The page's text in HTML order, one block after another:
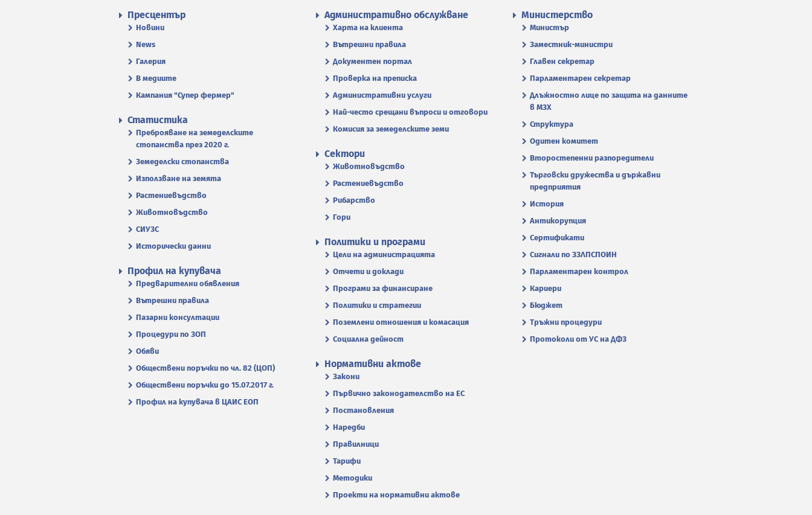
Пресцентър
Новини
News
Галерия
В медиите
Кампания "Супер фермер"
Административно обслужване
Харта на клиента
Вътрешни правила
Документен портал
Проверка на преписка
Административни услуги
Най-често срещани въпроси и отговори
Комисия за земеделските земи
Министерство
Министър
Заместник-министри
Главен секретар
Парламентарен секретар
Длъжностно лице по защита на данните
в МЗХ
Структура
Одитен комитет
Второстепенни разпоредители
Търговски дружества и държавни
предприятия
История
Антикорупция
Сертификати
Сигнали по ЗЗЛПСПОИН
Парламентарен контрол
Кариери
Бюджет
Тръжни процедури
Протоколи от УС на ДФЗ
Статистика
Преброяване на земеделските
стопанства през 2020 г.
Земеделски стопанства
Използване на земята
Растениевъдство
Животновъдство
СИУЗС
Исторически данни
Сектори
Животновъдство
Растениевъдство
Рибарство
Гори
Политики и програми
Цели на администрацията
Отчети и доклади
Програми за финансиране
Политики и стратегии
Поземлени отношения и комасация
Социална дейност
Профил на купувача
Предварителни обявления
Вътрешни правила
Пазарни консултации
Процедури по ЗОП
Обяви
Обществени поръчки по чл. 82 (ЦОП)
Обществени поръчки до 15.07.2017 г.
Профил на купувача в ЦАИС ЕОП
Нормативни актове
Закони
Първично законодателство на ЕС
Постановления
Наредби
Правилници
Тарифи
Методики
Проекти на нормативни актове